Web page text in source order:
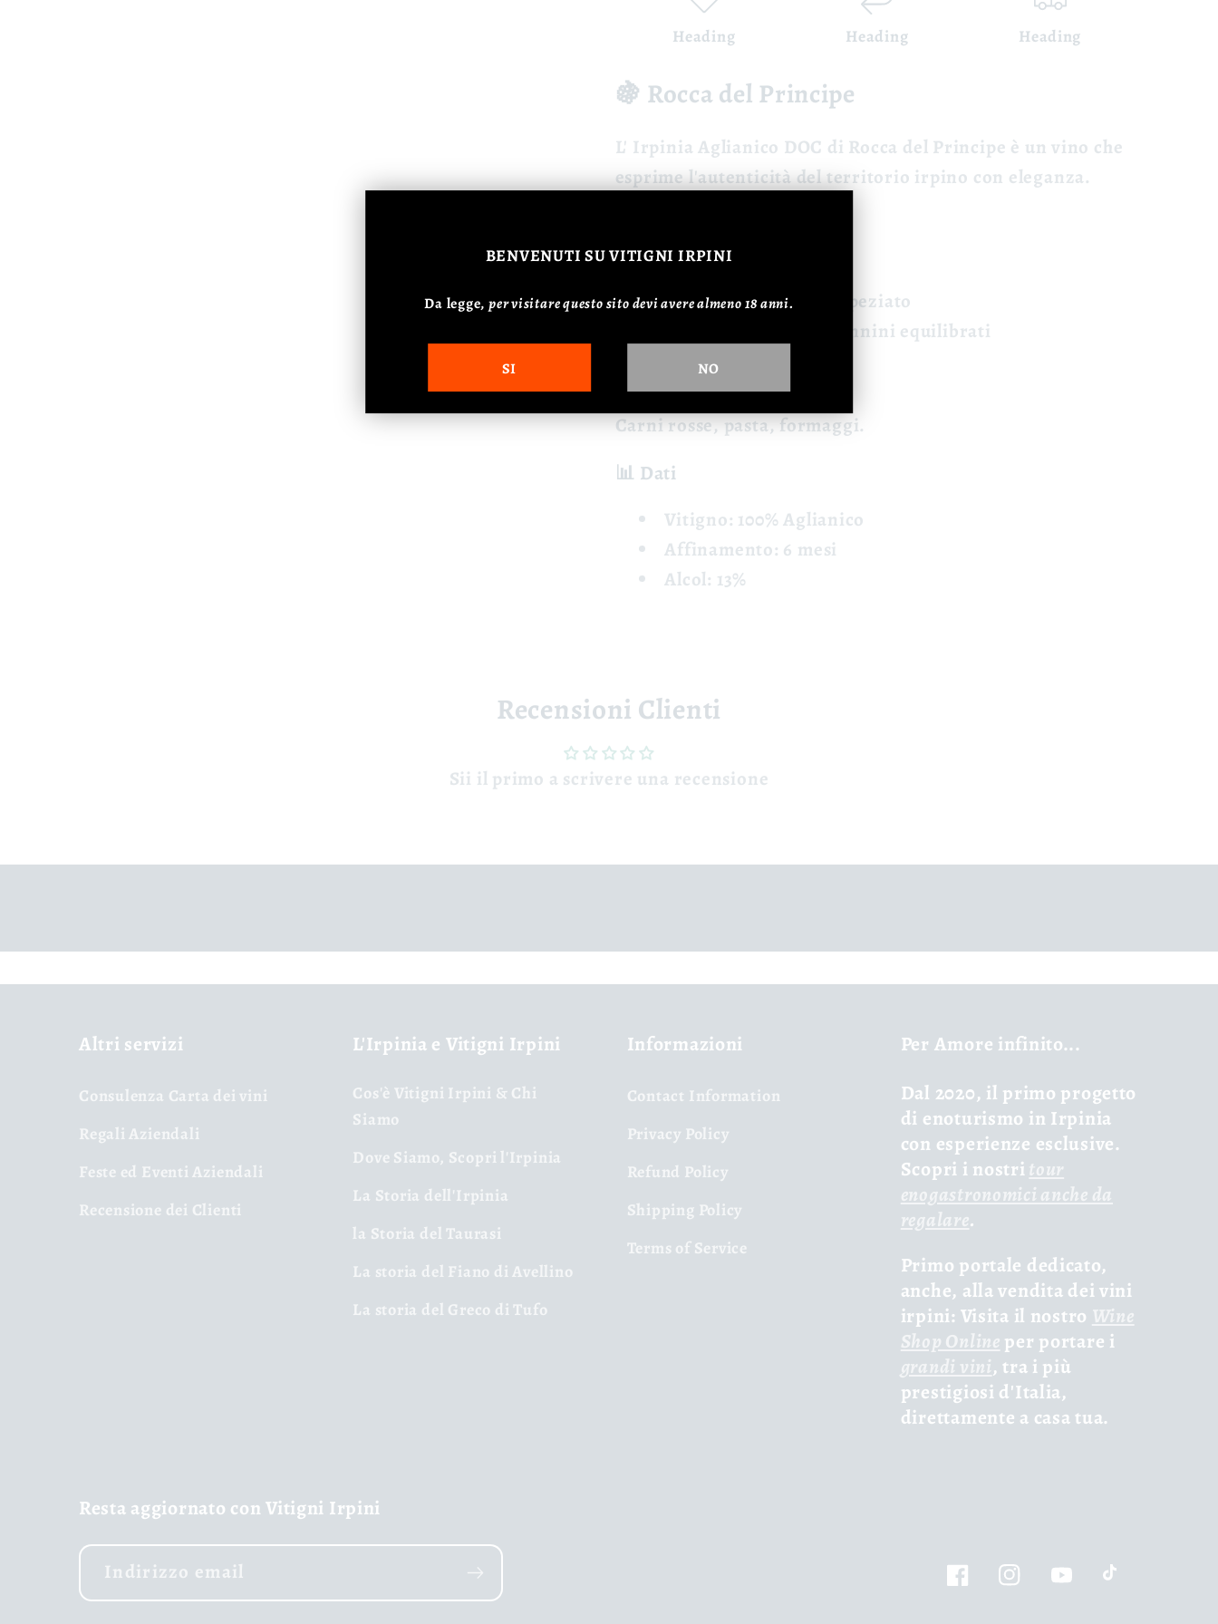
Heading Heading Heading
🍇 Rocca del Principe
L' Irpinia Aglianico DOC di Rocca del Principe è un vino che
esprime l'autenticità del territorio irpino con eleganza.
Profumo:Fruttato e speziato
Strutturato, tannini equilibrati
🍽️ Abbinamenti
Carni rosse, pasta, formaggi.
📊 Dati
Vitigno: 100% Aglianico
Affinamento: 6 mesi
Alcol: 13%
Recensioni Clienti
Sii il primo a scrivere una recensione
Altri servizi
Consulenza Carta dei vini
Regali Aziendali
Feste ed Eventi Aziendali
Recensione dei Clienti
L'Irpinia e Vitigni Irpini
Cos'è Vitigni Irpini & Chi
Siamo
Dove Siamo, Scopri l'Irpinia
La Storia dell'Irpinia
la Storia del Taurasi
La storia del Fiano di Avellino
La storia del Greco di Tufo
Informazioni
Contact Information
Privacy Policy
Refund Policy
Shipping Policy
Terms of Service
Per Amore infinito...
Dal 2020, il primo progetto
di enoturismo in Irpinia
con esperienze esclusive.
Scopri i nostri tour
enogastronomici anche da
regalare.
Primo portale dedicato,
anche, alla vendita dei vini
irpini: Visita il nostro Wine
Shop Online per portare i
grandi vini, tra i più
prestigiosi d'Italia,
direttamente a casa tua.
Resta aggiornato con Vitigni Irpini
Indirizzo email
FacebookInstagramYouTubeTikTok
BENVENUTI SU VITIGNI IRPINI
Da legge,per visitare questo sito devi avere almeno 18 anni.
SI NO